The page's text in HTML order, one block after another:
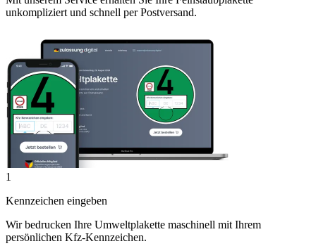
unkompliziert und schnell per Postversand.
1
Kennzeichen eingeben
Wir bedrucken Ihre Umweltplakette maschinell mit Ihrem
persönlichen Kfz-Kennzeichen.